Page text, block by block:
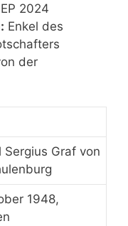
2024
Enkel des
der
Sergius Graf von
1948,